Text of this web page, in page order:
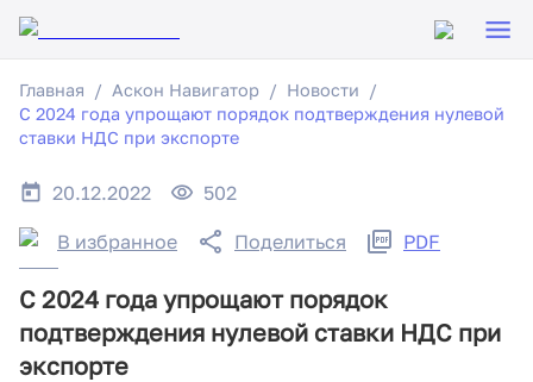
Главная Аскон Навигатор
Новости
С 2024 года упрощают порядок подтверждения нулевой
ставки НДС при экспорте
20.12.2022 502
В избранное Поделиться PDF
С 2024 года упрощают порядок
подтверждения нулевой ставки НДС при
экспорте